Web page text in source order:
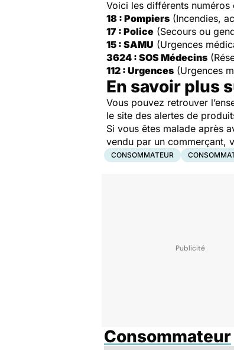
Voici les différents numéros
18 : Pompiers (Incendies,
17 : Police (Secours ou
15 : SAMU (Urgences
3624 : SOS Médecins
112 : Urgences (Urgences
En savoir plus
Vous pouvez retrouver
le site des alertes de
Si vous êtes malade après
vendu par un commerçant,
CONSOMMATEUR
Consommateur